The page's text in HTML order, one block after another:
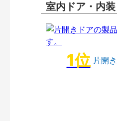
室内ドア・内
片開